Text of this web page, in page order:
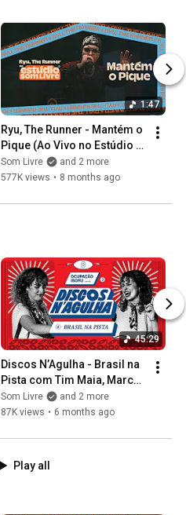
1:47
Ryu, The Runner - Mantém o
Pique (Ao Vivo no Estúdio
Som Livre)
Som Livre
and 2 more
577K views • 8 months ago
45:29
Discos N’Agulha - Brasil na
Pista com Tim Maia, Marcos
Valle, Sandra Sá | DJ Set por
Yasmin Lisboa 🎧
Som Livre
and 2 more
87K views • 6 months ago
Play all